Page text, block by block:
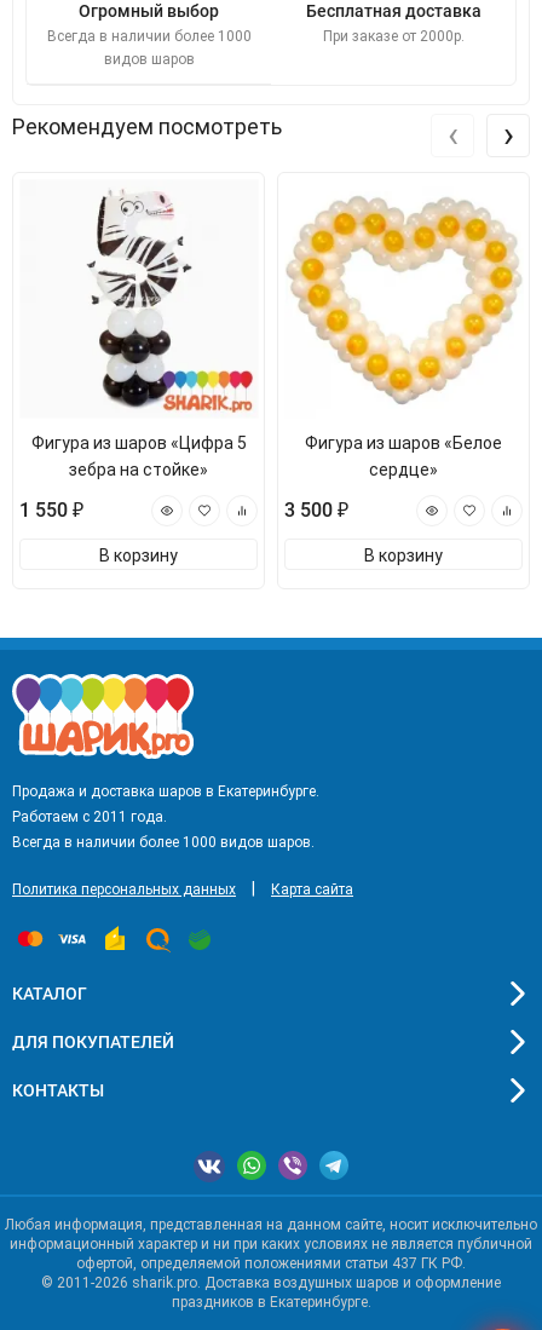
Огромный выбор
Всегда в наличии более 1000
видов шаров
Бесплатная доставка
При заказе от 2000р.
Рекомендуем посмотреть
Фигура из шаров «Цифра 5
зебра на стойке»
1 550 ₽
В корзину
Фигура из шаров «Белое
сердце»
3 500 ₽
В корзину
‹ ›
Продажа и доставка шаров в Екатеринбурге.
Работаем с 2011 года.
Всегда в наличии более 1000 видов шаров.
Политика персональных данных Карта сайта
КАТАЛОГ
ДЛЯ ПОКУПАТЕЛЕЙ
КОНТАКТЫ
Любая информация, представленная на данном сайте, носит исключительно
информационный характер и ни при каких условиях не является публичной
офертой, определяемой положениями статьи 437 ГК РФ.
© 2011-2026 sharik.pro. Доставка воздушных шаров и оформление
праздников в Екатеринбурге.